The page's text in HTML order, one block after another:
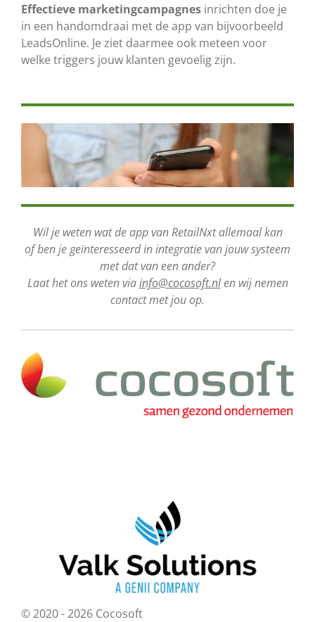
Effectieve marketingcampagnes inrichten doe je
in een handomdraai met de app van bijvoorbeeld
LeadsOnline. Je ziet daarmee ook meteen voor
welke triggers jouw klanten gevoelig zijn.
Wil je weten wat de app van RetailNxt allemaal kan
of ben je geïnteresseerd in integratie van jouw systeem
met dat van een ander?
Laat het ons weten viainfo@cocosoft.nlen wij nemen
contact met jou op.
© 2020 - 2026 Cocosoft